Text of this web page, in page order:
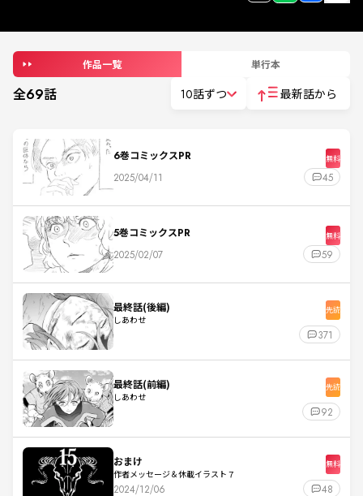
作品一覧 単行本
全69話 10話ずつ 最新話から
6巻コミックスPR 無料
2025/04/11 45
5巻コミックスPR 無料
2025/02/07 59
最終話(後編)
しあわせ
先読
371
最終話(前編)
しあわせ
先読
92
おまけ
作者メッセージ＆休載イラスト７
無料
2024/12/06 48